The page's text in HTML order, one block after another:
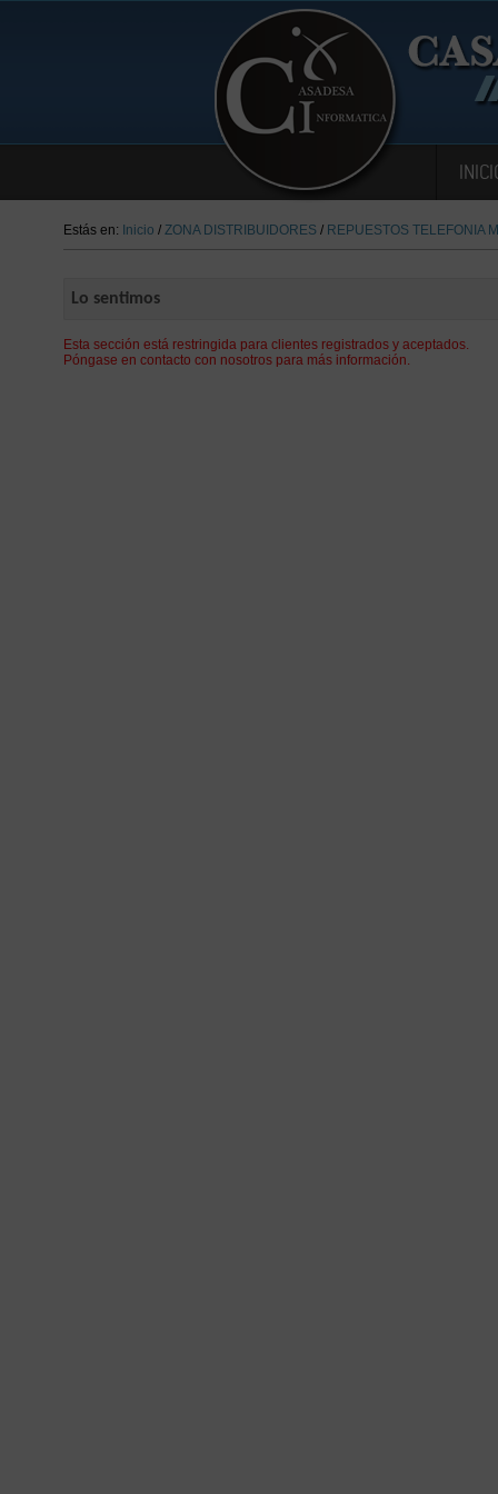
Estás en: Inicio / ZONA DISTRIBUIDORES / REPUESTOS TELEFONIA
Lo sentimos
Esta sección está restringida para clientes registrados y aceptados.
Póngase en contacto con nosotros para más información.